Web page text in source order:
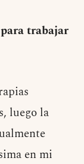
para trabajar
luego la
en mi